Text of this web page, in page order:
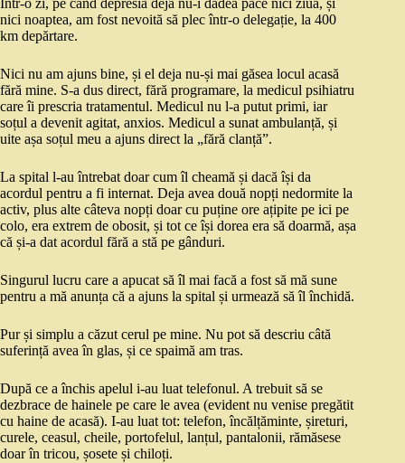
Într-o zi, pe când depresia deja nu-i dădea pace nici ziua, și
nici noaptea, am fost nevoită să plec într-o delegație, la 400
km depărtare.
Nici nu am ajuns bine, și el deja nu-și mai găsea locul acasă
fără mine. S-a dus direct, fără programare, la medicul psihiatru
care îi prescria tratamentul. Medicul nu l-a putut primi, iar
soțul a devenit agitat, anxios. Medicul a sunat ambulanță, și
uite așa soțul meu a ajuns direct la „fără clanță”.
La spital l-au întrebat doar cum îl cheamă și dacă își da
acordul pentru a fi internat. Deja avea două nopți nedormite la
activ, plus alte câteva nopți doar cu puține ore ațipite pe ici pe
colo, era extrem de obosit, și tot ce își dorea era să doarmă, așa
că și-a dat acordul fără a stă pe gânduri.
Singurul lucru care a apucat să îl mai facă a fost să mă sune
pentru a mă anunța că a ajuns la spital și urmează să îl închidă.
Pur și simplu a căzut cerul pe mine. Nu pot să descriu câtă
suferință avea în glas, și ce spaimă am tras.
După ce a închis apelul i-au luat telefonul. A trebuit să se
dezbrace de hainele pe care le avea (evident nu venise pregătit
cu haine de acasă). I-au luat tot: telefon, încălțăminte, șireturi,
curele, ceasul, cheile, portofelul, lanțul, pantalonii, rămăsese
doar în tricou, șosete și chiloți.